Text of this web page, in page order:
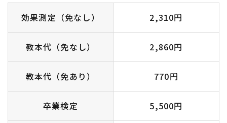
効果測定（免なし） 2,310円
教本代（免なし） 2,860円
教本代（免あり） 770円
卒業検定 5,500円